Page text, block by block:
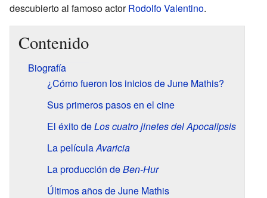
descubierto al famoso actorRodolfo Valentino.
Contenido
Biografía
¿Cómo fueron los inicios de June Mathis?
Sus primeros pasos en el cine
El éxito deLos cuatro jinetes del Apocalipsis
La películaAvaricia
La producción deBen-Hur
Últimos años de June Mathis